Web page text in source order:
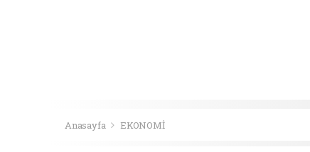
Anasayfa EKONOMİ